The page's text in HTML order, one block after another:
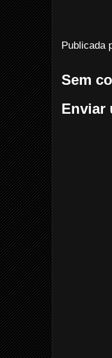
Publicada
Sem
Enviar